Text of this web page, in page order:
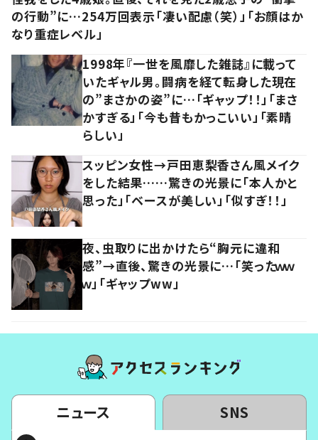
の行動”に…254万回表示「凄い配慮（笑）」「お顔はか
なり重症レベル」
1998年『一世を風靡した雑誌』に載って
いたギャル男。闘病を経て転身した現在
の”まさかの姿”に…「ギャップ！！」「まさ
かすぎる」「今も昔もかっこいい」「素晴
らしい」
スッピン女性→戸田恵梨香さん風メイク
をした結果……驚きの光景に「本人かと
思った」「ベースが美しい」「似すぎ！！」
夜、虫取りに出かけたら“胸元に違和
感”→直後、驚きの光景に…「笑ったｗｗ
ｗ」「ギャップww」
ニュース SNS